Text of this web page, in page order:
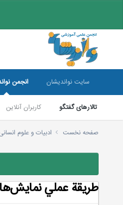
سایت نواندیشان انجمن
تالارهای گفتگو کاربران آنلاین
صفحه نخست ادبیات و علوم
طريقة عملي